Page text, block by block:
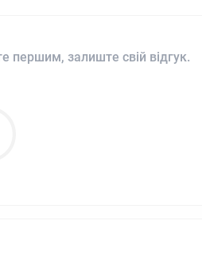
першим, залиште свій відгук.